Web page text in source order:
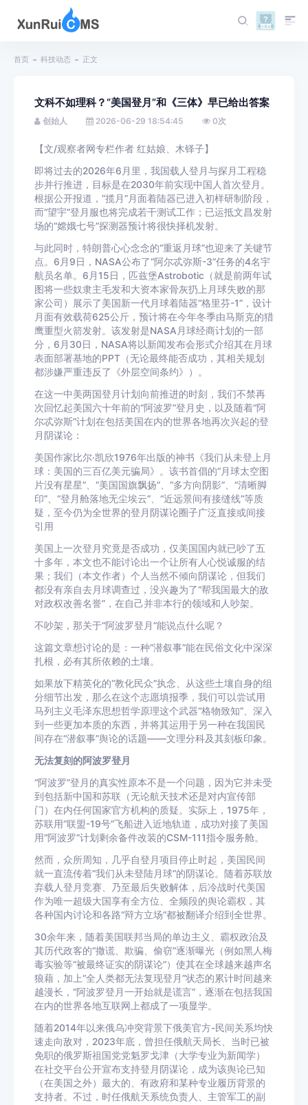
首页 科技动态 正文
文科不如理科？“美国登月”和《三体》早已给出答案
创始人 2026-06-29 18:54:45 0次
【文/观察者网专栏作者 红姑娘、木铎子】
即将过去的2026年6月里，我国载人登月与探月工程稳
步并行推进，目标是在2030年前实现中国人首次登月。
根据公开报道，“揽月”月面着陆器已进入初样研制阶段，
而“望宇”登月服也将完成若干测试工作；已运抵文昌发射
场的“嫦娥七号”探测器预计将很快择机发射。
与此同时，特朗普心心念念的“重返月球”也迎来了关键节
点。6月9日，NASA公布了“阿尔忒弥斯-3”任务的4名宇
航员名单。6月15日，匹兹堡Astrobotic（就是前两年试
图将一些奴隶主毛发和大资本家骨灰扔上月球失败的那
家公司）展示了美国新一代月球着陆器“格里芬-1”，设计
月面有效载荷625公斤，预计将在今年冬季由马斯克的猎
鹰重型火箭发射。该发射是NASA月球经商计划的一部
分，6月30日，NASA将以新闻发布会形式介绍其在月球
表面部署基地的PPT（无论最终能否成功，其相关规划
都涉嫌严重违反了《外层空间条约》）。
在这一中美两国登月计划向前推进的时刻，我们不禁再
次回忆起美国六十年前的“阿波罗”登月史，以及随着“阿
尔忒弥斯”计划在包括美国在内的世界各地再次兴起的登
月阴谋论：
美国作家比尔·凯欣1976年出版的神书《我们从未登上月
球：美国的三百亿美元骗局》。该书首倡的“月球太空图
片没有星星”、“美国国旗飘扬”、“多方向阴影”、“清晰脚
印”、“登月舱落地无尘埃云”、“近远景间有接缝线”等质
疑，至今仍为全世界的登月阴谋论圈子广泛直接或间接
引用
美国上一次登月究竟是否成功，仅美国国内就已吵了五
十多年，本文也不能讨论出一个让所有人心悦诚服的结
果；我们（本文作者）个人当然不倾向阴谋论，但我们
都没有亲自去月球调查过，没兴趣为了“帮我国最大的敌
对政权改善名誉”，在自己并非本行的领域和人吵架。
不吵架，那关于“阿波罗登月”能说点什么呢？
这篇文章想讨论的是：一种“潜叙事”能在民俗文化中深深
扎根，必有其所依赖的土壤。
如果放下精英化的“教化民众”执念、从这些土壤自身的组
分细节出发，那么在这个志愿填报季，我们可以尝试用
马列主义毛泽东思想哲学原理这个武器“格物致知”、深入
到一些更加本质的东西，并将其运用于另一种在我国民
间存在“潜叙事”舆论的话题——文理分科及其刻板印象。
无法复刻的阿波罗登月
“阿波罗”登月的真实性原本不是一个问题，因为它并未受
到包括新中国和苏联（无论航天技术还是对内宣传部
门）在内任何国家官方机构的质疑。实际上，1975年，
苏联用“联盟-19号”飞船进入近地轨道，成功对接了美国
用“阿波罗”计划剩余备件改装的CSM-111指令服务舱。
然而，众所周知，几乎自登月项目停止时起，美国民间
就一直流传着“我们从未登陆月球”的阴谋论。随着苏联放
弃载人登月竞赛、乃至最后失败解体，后冷战时代美国
作为唯一超级大国享有全方位、全频段的舆论霸权，其
各种国内讨论和各路“辩方立场”都被翻译介绍到全世界。
30余年来，随着美国联邦当局的单边主义、霸权政治及
其历代政客的“撒谎、欺骗、偷窃”逐渐曝光（例如黑人梅
毒实验等“被最终证实的阴谋论”）使其在全球越来越声名
狼藉，加上“全人类都无法复现登月”状态的累计时间越来
越漫长，“阿波罗登月一开始就是谎言”，逐渐在包括我国
在内的世界各地互联网上都成了一项显学。
随着2014年以来俄乌冲突背景下俄美官方-民间关系均快
速走向敌对，2023年底，曾担任俄航天局长、当时已被
免职的俄罗斯祖国党党魁罗戈津（大学专业为新闻学）
在社交平台公开宣布支持登月阴谋论，成为该舆论已知
（在美国之外）最大的、有政府和某种专业履历背景的
支持者。不过，时任俄航天系统负责人、主管军工的副